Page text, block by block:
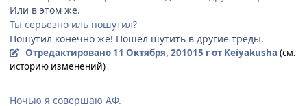
Или в этом же.
Ты серьезно иль пошутил?
Пошутил конечно же! Пошел шутить в другие треды.
Отредактировано 11 Октября, 201015 гот Keiyakusha (см.
историю изменений)
Ночью я совершаю АФ.